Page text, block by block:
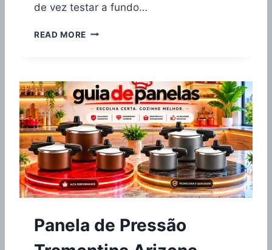
de vez testar a fundo…
READ MORE F
A
D
E
I
R
A
E
L
É
T
I
A
Panela de Pressão